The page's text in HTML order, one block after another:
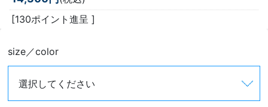
[130ポイント進呈 ]
size／color